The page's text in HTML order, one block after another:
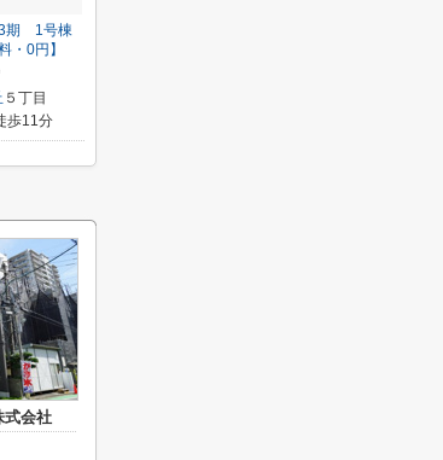
3期 1号棟
・0円】
５丁目
歩11分
式会社